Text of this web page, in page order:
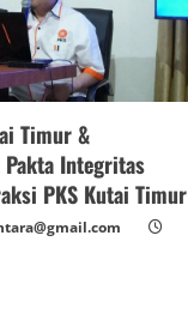
Timur &
Pakta Integritas
PKS Kutai Timur